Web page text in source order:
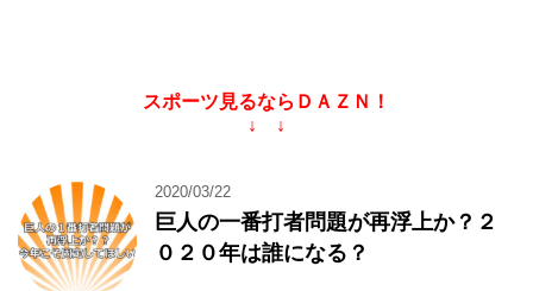
スポーツ見るならＤＡＺＮ！
↓ ↓
2020/03/22
巨人の一番打者問題が再浮上か？２
０２０年は誰になる？